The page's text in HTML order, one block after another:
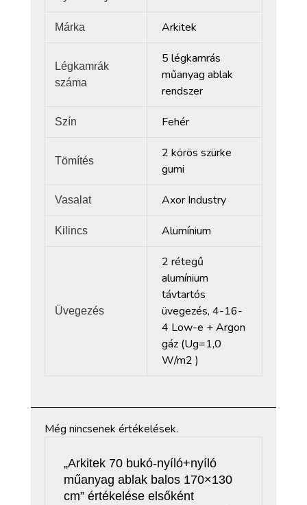
Márka Arkitek
Légkamrák
száma
5 légkamrás
műanyag ablak
rendszer
Szín Fehér
Tömítés
2 körös szürke
gumi
Vasalat Axor Industry
Kilincs Alumínium
Üvegezés
2 rétegű
alumínium
távtartós
üvegezés, 4-16-
4 Low-e + Argon
gáz (Ug=1,0
W/m2 )
Még nincsenek értékelések.
„Arkitek 70 bukó-nyíló+nyíló
műanyag ablak balos 170×130
cm” értékelése elsőként